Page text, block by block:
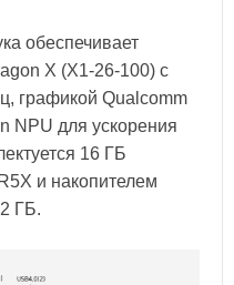
обеспечивает
X (X1-26-100) с
графикой Qualcomm
NPU для ускорения
16 ГБ
и накопителем
ГБ.